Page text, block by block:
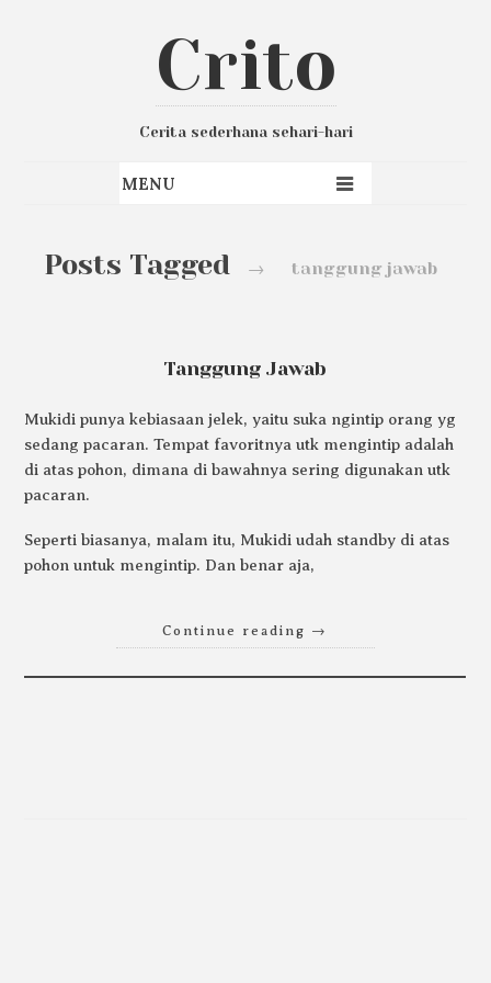
Crito
Cerita sederhana sehari-hari
Posts Tagged → tanggung jawab
Tanggung Jawab
Mukidi punya kebiasaan jelek, yaitu suka ngintip orang yg
sedang pacaran. Tempat favoritnya utk mengintip adalah
di atas pohon, dimana di bawahnya sering digunakan utk
pacaran.
Seperti biasanya, malam itu, Mukidi udah standby di atas
pohon untuk mengintip. Dan benar aja,
Continue reading →